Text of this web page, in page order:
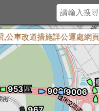
道措施詳公運處網頁新聞